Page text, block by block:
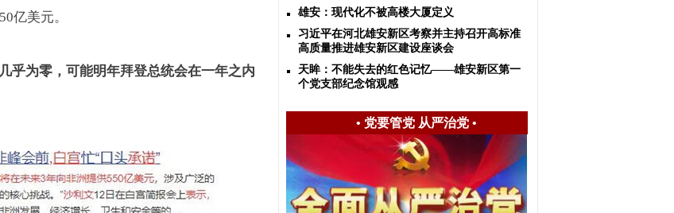
亿美元。
乎为零，可能明年拜登总统会在一年之内
雄安：现代化不被高楼大厦定义
习近平在河北雄安新区考察并主持召开高标准
高质量推进雄安新区建设座谈会
天眸：不能失去的红色记忆——雄安新区第一
个党支部纪念馆观感
• 党要管党 从严治党•